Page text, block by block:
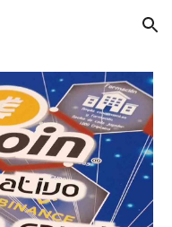
Skip to navigation